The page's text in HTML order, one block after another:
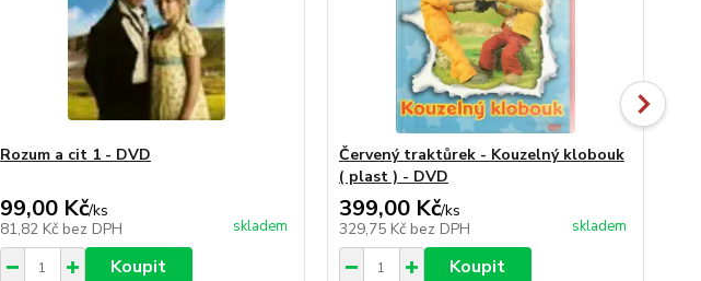
Rozum a cit 1 - DVD
99,00 Kč/ks
81,82 Kč bez DPH skladem
Koupit
Červený traktůrek - Kouzelný klobouk
( plast ) - DVD
399,00 Kč/ks
329,75 Kč bez DPH skladem
Koupit